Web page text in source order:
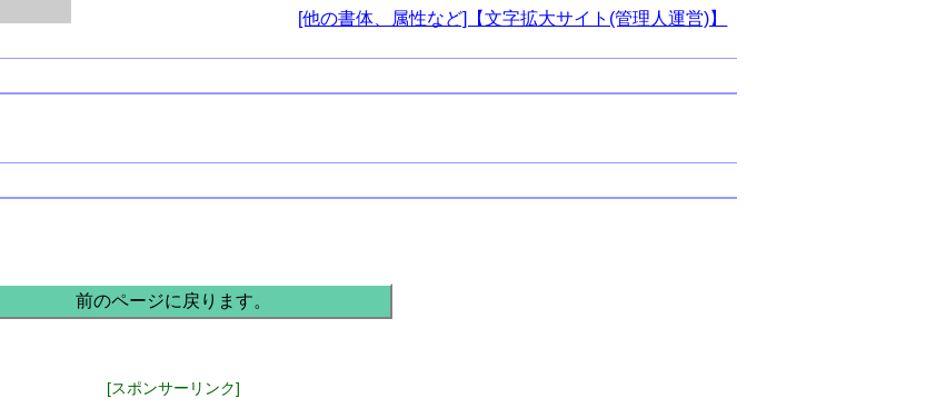
[他の書体、属性など]【文字拡大サイト(管理人運営)】
前のページに戻ります。
[スポンサーリンク]